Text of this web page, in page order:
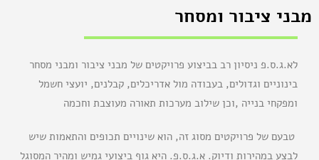
מבני ציבור ומסחר
לא.ג.ס.פ ניסיון רב בביצוע פרויקטים של מבני ציבור ומבני מסחר
בינוניים וגדולים, בעבודה מול אדריכלים, קבלנים, יועצי חשמל
ומפקחי בנייה ,וכן שילוב מערכות תאורה מעוצבת וחכמה
טבעם של פרויקטים מסוג זה, הוא שינויים תכופים והתאמות שיש
לבצע במהירות ודיוק. א.ג.ס.פ. היא גוף ביצועי גמיש ומהיר המסוגל